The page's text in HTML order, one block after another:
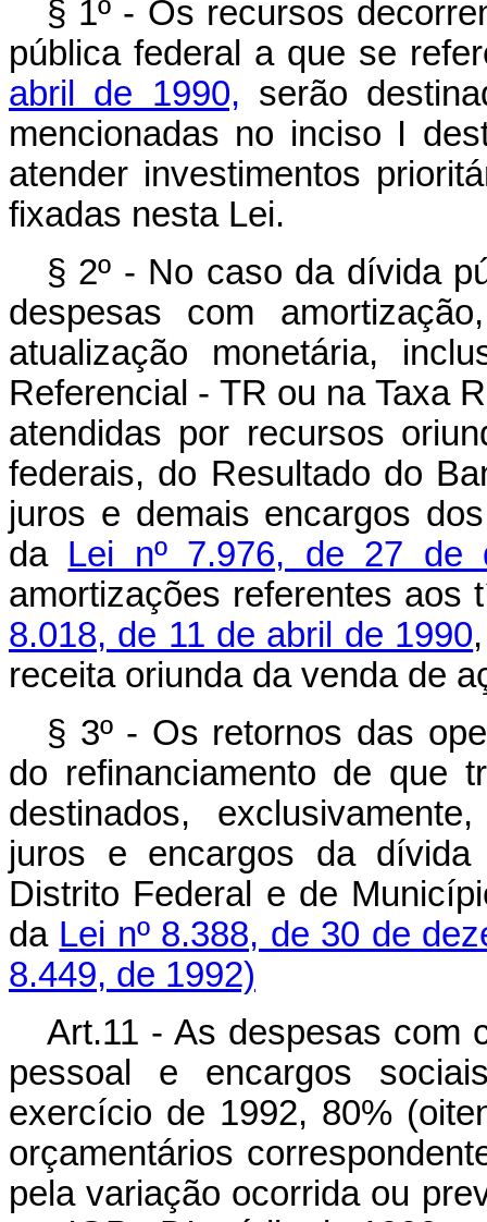
§ 1º - Os recursos
pública federal a que se
abril de 1990, serão
mencionadas no inciso I
atender investimentos
fixadas nesta Lei.
§ 2º - No caso da dívida
despesas com
atualização monetária,
Referencial - TR ou na Taxa
atendidas por recursos
federais, do Resultado do
juros e demais encargos
da Lei nº 7.976, de 27 de
amortizações referentes aos
8.018, de 11 de abril de 1990
receita oriunda da venda de
§ 3º - Os retornos das
do refinanciamento de que
destinados,
juros e encargos da
Distrito Federal e de
da Lei nº 8.388, de 30 de
8.449, de 1992)
Art.11 - As despesas com
pessoal e encargos
exercício de 1992, 80%
orçamentários
pela variação ocorrida ou